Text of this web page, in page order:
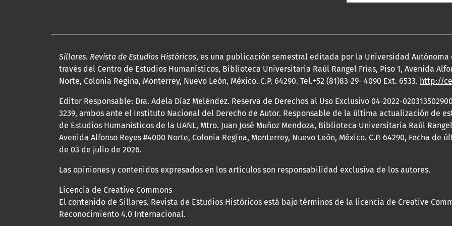
Sillares. Revista de Estudios Históricos, es una publicación semestral editada por la Universidad Autónoma
través del Centro de Estudios Humanísticos, Biblioteca Universitaria Raúl Rangel Frías, Piso 1, Avenida
Norte, Colonia Regina, Monterrey, Nuevo León, México. C.P. 64290. Tel.+52 (81)83-29- 4090 Ext. 6533. http://
Editor Responsable: Dra. Adela Díaz Meléndez. Reserva de Derechos al Uso Exclusivo 04-2022-
3239, ambos ante el Instituto Nacional del Derecho de Autor. Responsable de la última actualización de
de Estudios Humanísticos de la UANL, Mtro. Juan José Muñoz Mendoza, Biblioteca Universitaria Raúl
Avenida Alfonso Reyes #4000 Norte, Colonia Regina, Monterrey, Nuevo León, México. C.P. 64290, Fecha de
de 03 de julio de 2026.
Las opiniones y contenidos expresados en los artículos son responsabilidad exclusiva de los autores.
Licencia de Creative Commons
El contenido de Sillares. Revista de Estudios Históricos está bajo términos de la licencia de Creative
Reconocimiento 4.0 Internacional.